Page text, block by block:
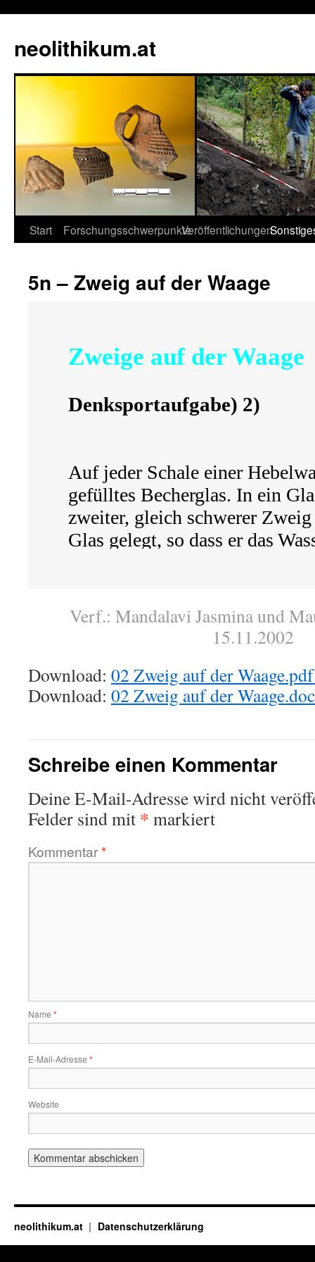
neolithikum.at
Zum
springen
Start ForschungsschwerpunkteVeröffentlichungen
5n – Zweig auf der Waage
Verf.: Mandalavi Jasmina und
15.11.2002
Download: 02 Zweig auf der
Download: 02 Zweig auf der
Schreibe einen Kommentar
Deine E-Mail-Adresse wird nicht
Felder sind mit * markiert
Kommentar*
Name *
E-Mail-Adresse *
Website
neolithikum.at Datenschutzerklärung